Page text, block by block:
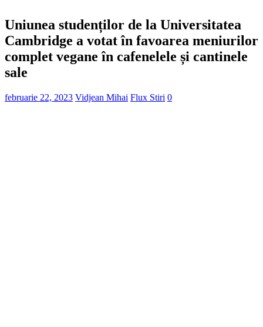
Uniunea studenților de la Universitatea
Cambridge a votat în favoarea meniurilor
complet vegane în cafenelele și cantinele
sale
februarie 22, 2023 Vidjean Mihai Flux Stiri 0